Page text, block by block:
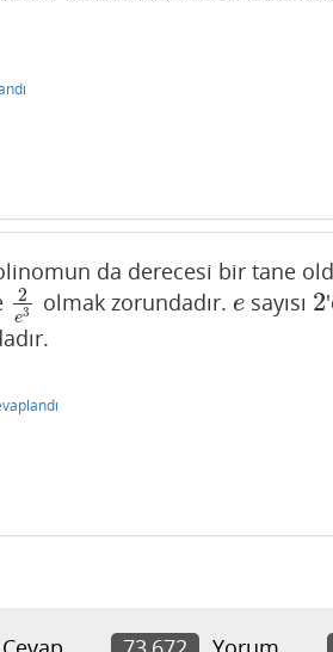
da derecesi bir tane
2
e3
2e 3olmak zorundadır. e
e sayısı 2
2